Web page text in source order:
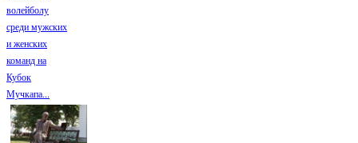
волейболу
среди мужских
и женских
команд на
Кубок
Мучкапа...